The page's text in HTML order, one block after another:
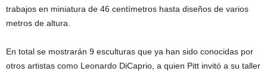
trabajos en miniatura de 46 centímetros hasta diseños de varios
metros de altura.
En total se mostrarán 9 esculturas que ya han sido conocidas por
otros artistas como Leonardo DiCaprio, a quien Pitt invitó a su taller